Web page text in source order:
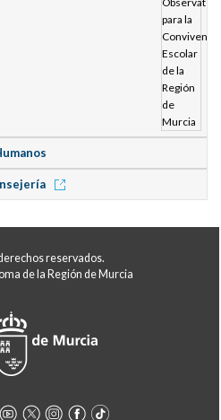
reservados.
de la Región de Murcia